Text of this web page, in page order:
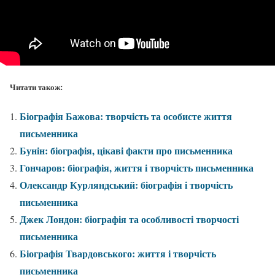
Читати також:
Біографія Бажова: творчість та особисте життя
письменника
Бунін: біографія, цікаві факти про письменника
Гончаров: біографія, життя і творчість письменника
Олександр Курляндський: біографія і творчість
письменника
Джек Лондон: біографія та особливості творчості
письменника
Біографія Твардовського: життя і творчість
письменника